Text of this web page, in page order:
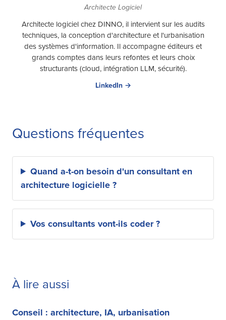
Architecte Logiciel
Architecte logiciel chez DINNO, il intervient sur les audits
techniques, la conception d'architecture et l'urbanisation
des systèmes d'information. Il accompagne éditeurs et
grands comptes dans leurs refontes et leurs choix
structurants (cloud, intégration LLM, sécurité).
LinkedIn →
Questions fréquentes
Quand a-t-on besoin d'un consultant en
architecture logicielle ?
Vos consultants vont-ils coder ?
À lire aussi
Conseil : architecture, IA, urbanisation